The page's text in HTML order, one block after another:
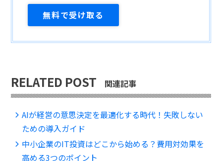
RELATED POST 関連記事
AIが経営の意思決定を最適化する時代！失敗しない
ための導入ガイド
中小企業のIT投資はどこから始める？費用対効果を
高める3つのポイント